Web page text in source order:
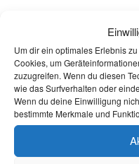
Um dir ein optimales Erlebnis
Cookies, um
zuzugreifen. Wenn du diesen
wie das Surfverhalten oder
Wenn du deine Einwilligung
bestimmte Merkmale und
Welcome Week und
neuer internationaler
Warum Einsamkeit
und was wirklich hilft
Protest in